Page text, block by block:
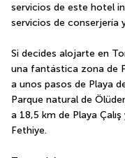
servicios de este hotel
servicios de conserjería
Si decides alojarte en
una fantástica zona de
a unos pasos de Playa
Parque natural de
a 18,5 km de Playa
Fethiye.